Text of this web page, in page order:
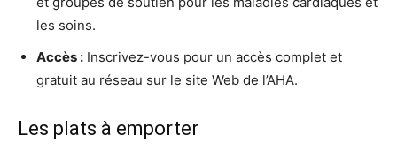
les soins.
Accès : Inscrivez-vous pour un accès complet et
gratuit au réseau sur le site Web de l’AHA.
Les plats à emporter